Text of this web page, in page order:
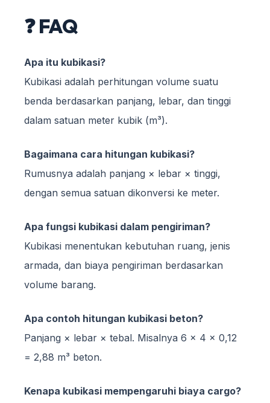
❓ FAQ
Apa itu kubikasi?
Kubikasi adalah perhitungan volume suatu
benda berdasarkan panjang, lebar, dan tinggi
dalam satuan meter kubik (m³).
Bagaimana cara hitungan kubikasi?
Rumusnya adalah panjang × lebar × tinggi,
dengan semua satuan dikonversi ke meter.
Apa fungsi kubikasi dalam pengiriman?
Kubikasi menentukan kebutuhan ruang, jenis
armada, dan biaya pengiriman berdasarkan
volume barang.
Apa contoh hitungan kubikasi beton?
Panjang × lebar × tebal. Misalnya 6 × 4 × 0,12
= 2,88 m³ beton.
Kenapa kubikasi mempengaruhi biaya cargo?